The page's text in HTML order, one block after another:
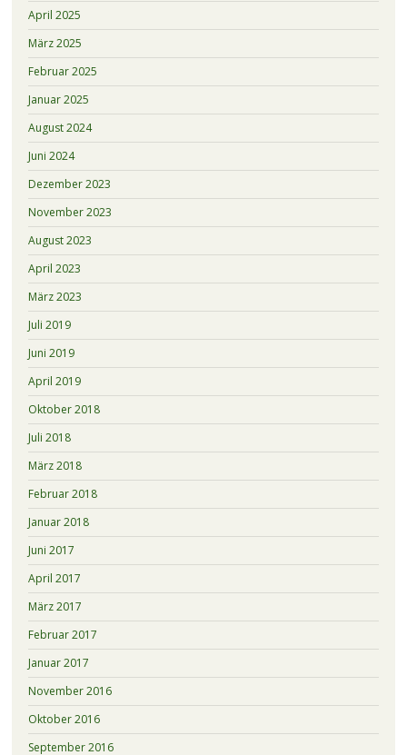
April 2025
März 2025
Februar 2025
Januar 2025
August 2024
Juni 2024
Dezember 2023
November 2023
August 2023
April 2023
März 2023
Juli 2019
Juni 2019
April 2019
Oktober 2018
Juli 2018
März 2018
Februar 2018
Januar 2018
Juni 2017
April 2017
März 2017
Februar 2017
Januar 2017
November 2016
Oktober 2016
September 2016